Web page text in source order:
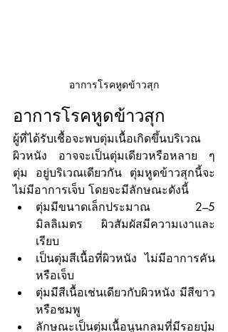
อาการโรคหูดข้าวสุก
อาการโรคหูดข้าวสุก
ผู้ที่ได้รับเชื้อจะพบตุ่มเนื้อเกิดขึ้นบริเวณ
ผิวหนัง อาจจะเป็นตุ่มเดียวหรือหลาย ๆ
ตุ่ม อยู่บริเวณเดียวกัน ตุ่มหูดข้าวสุกนี้จะ
ไม่มีอาการเจ็บ โดยจะมีลักษณะดังนี้
ตุ่มมีขนาดเล็กประมาณ 2–5
มิลลิเมตร ผิวสัมผัสมีความเงาและ
เรียบ
เป็นตุ่มสีเนื้อที่ผิวหนัง ไม่มีอาการคัน
หรือเจ็บ
ตุ่มมีสีเนื้อเช่นเดียวกับผิวหนัง มีสีขาว
หรือชมพู
ลักษณะเป็นตุ่มเนื้อนูนกลมที่มีรอยบุ๋ม